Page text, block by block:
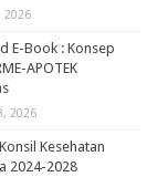
2026
E-Book : Konsep
APOTEK
2026
Kesehatan
2024-2028